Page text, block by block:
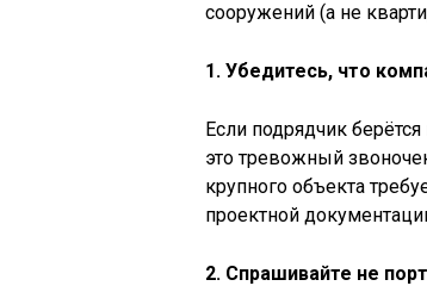
сооружений (а не
1. Убедитесь, что
Если подрядчик
это тревожный
крупного объекта
проектной
2. Спрашивайте не